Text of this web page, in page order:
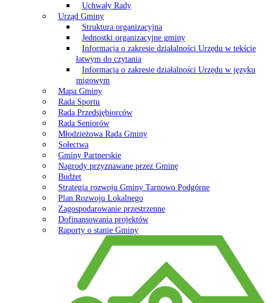
Uchwały Rady
Urząd Gminy
Struktura organizacyjna
Jednostki organizacyjne gminy
Informacja o zakresie działalności Urzędu w tekście
łatwym do czytania
Informacja o zakresie działalności Urzędu w języku
migowym
Mapa Gminy
Rada Sportu
Rada Przedsiębiorców
Rada Seniorów
Młodzieżowa Rada Gminy
Sołectwa
Gminy Partnerskie
Nagrody przyznawane przez Gminę
Budżet
Strategia rozwoju Gminy Tarnowo Podgórne
Plan Rozwoju Lokalnego
Zagospodarowanie przestrzenne
Dofinansowania projektów
Raporty o stanie Gminy